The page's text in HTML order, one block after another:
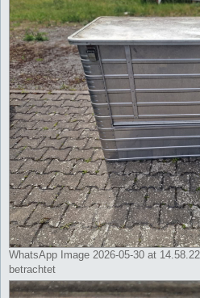
WhatsApp Image 2026-05-30 at
betrachtet